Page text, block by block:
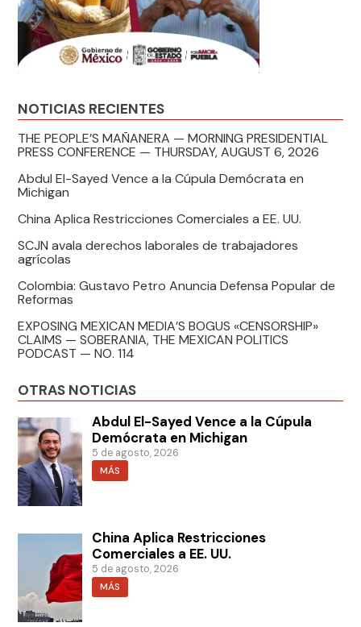
NOTICIAS RECIENTES
THE PEOPLE’S MAÑANERA — MORNING PRESIDENTIAL
PRESS CONFERENCE — THURSDAY, AUGUST 6, 2026
Abdul El-Sayed Vence a la Cúpula Demócrata en
Michigan
China Aplica Restricciones Comerciales a EE. UU.
SCJN avala derechos laborales de trabajadores
agrícolas
Colombia: Gustavo Petro Anuncia Defensa Popular de
Reformas
EXPOSING MEXICAN MEDIA’S BOGUS «CENSORSHIP»
CLAIMS — SOBERANIA, THE MEXICAN POLITICS
PODCAST — NO. 114
OTRAS NOTICIAS
Abdul El-Sayed Vence a la Cúpula
Demócrata en Michigan
5 de agosto, 2026
MÁS
China Aplica Restricciones
Comerciales a EE. UU.
5 de agosto, 2026
MÁS